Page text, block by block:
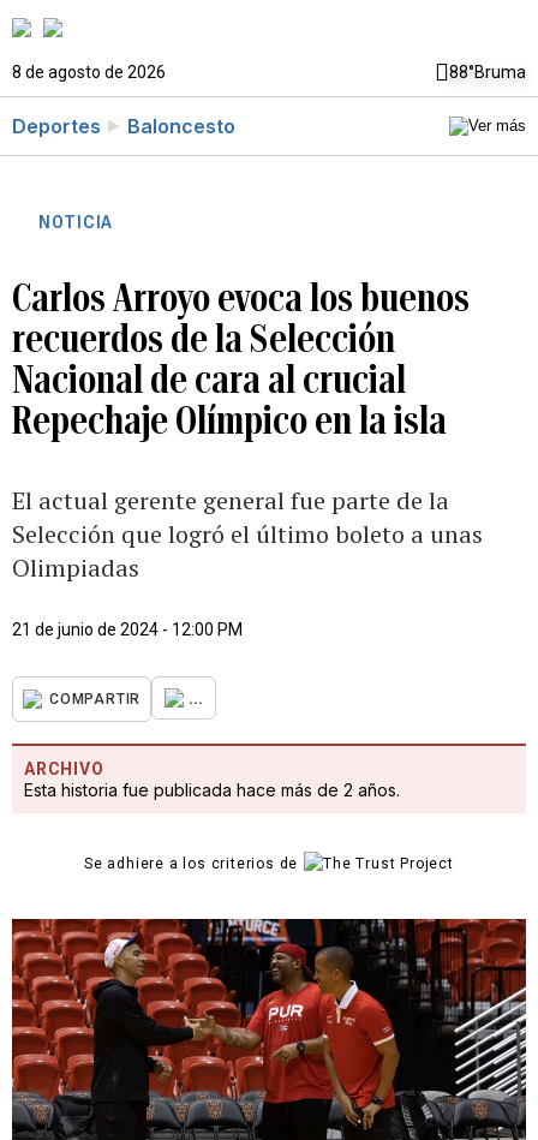
8 de agosto de 2026 88°Bruma
Deportes Baloncesto
NOTICIA
Carlos Arroyo evoca los buenos
recuerdos de la Selección
Nacional de cara al crucial
Repechaje Olímpico en la isla
El actual gerente general fue parte de la
Selección que logró el último boleto a unas
Olimpiadas
21 de junio de 2024 - 12:00 PM
COMPARTIR ...
ARCHIVO
Esta historia fue publicada hace más de 2 años.
Se adhiere a los criterios de